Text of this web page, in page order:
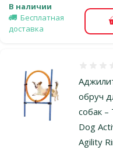
В наличии
Бесплатная
доставка
обруч
собак –
Dog
Agility